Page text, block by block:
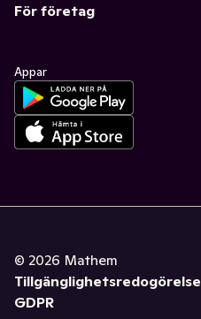
För företag
Appar
© 2026 Mathem
Tillgänglighetsredogörelse
GDPR